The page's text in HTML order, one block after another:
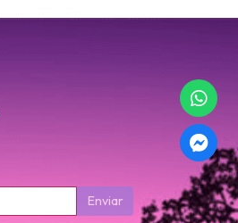
Enviar